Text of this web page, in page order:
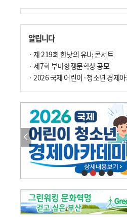
알립니다
· 제 219회 한낮의 유U; 콘서트
· 제7회 부마항쟁문학상 공모
· 2026 국제 어린이·청소년 경제